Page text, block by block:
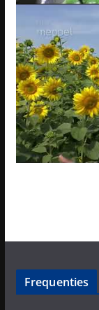
Frequenties